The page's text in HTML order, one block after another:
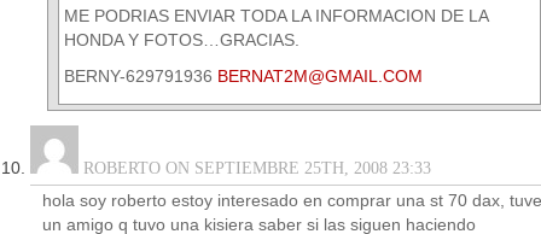
ME PODRIAS ENVIAR TODA LA INFORMACION DE LA
HONDA Y FOTOS…GRACIAS.
BERNY-629791936 BERNAT2M@GMAIL.COM
ROBERTO ON SEPTIEMBRE 25TH, 2008 23:33
hola soy roberto estoy interesado en comprar una st 70 dax, tuve
un amigo q tuvo una kisiera saber si las siguen haciendo